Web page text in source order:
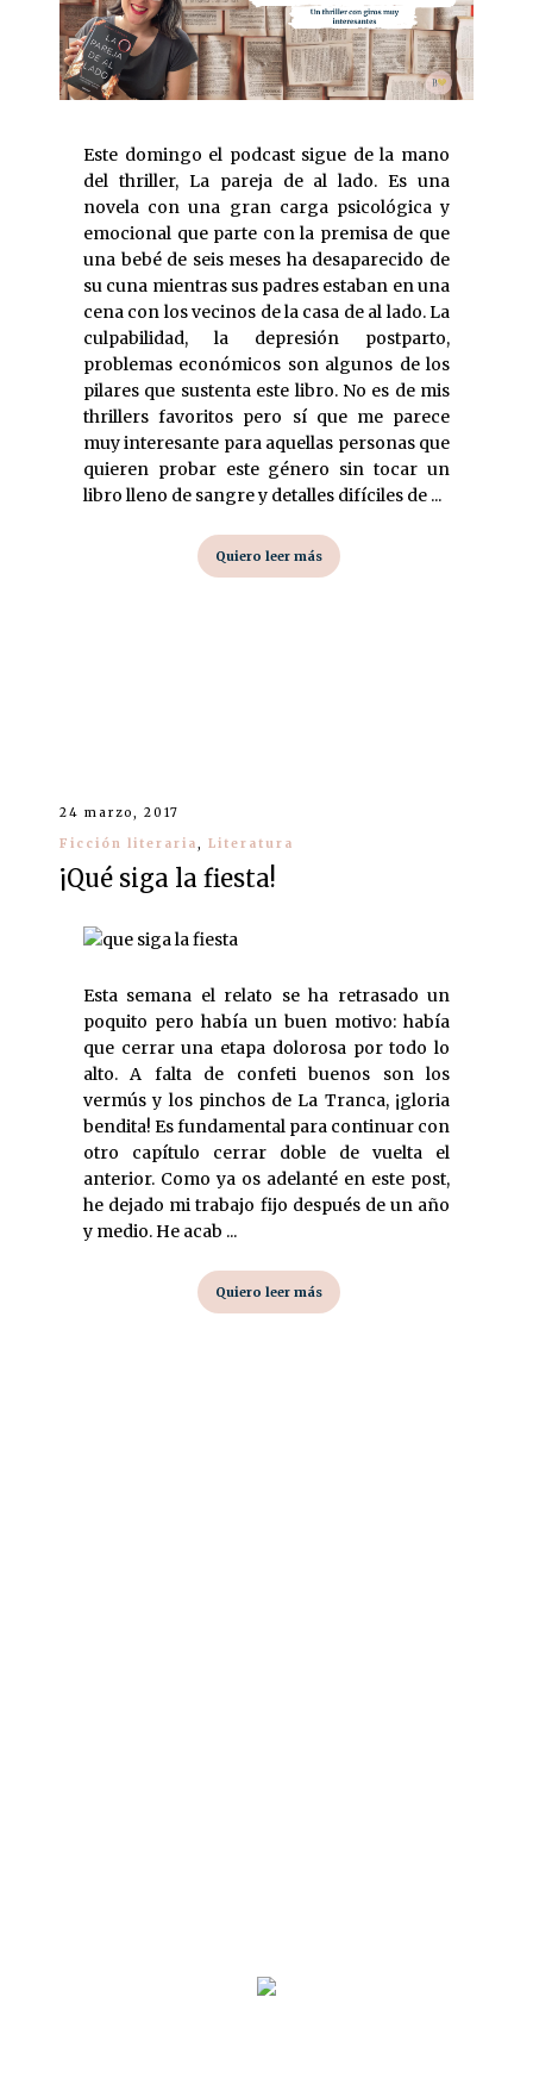
Este domingo el podcast sigue de la mano
del thriller, La pareja de al lado. Es una
novela con una gran carga psicológica y
emocional que parte con la premisa de que
una bebé de seis meses ha desaparecido de
su cuna mientras sus padres estaban en una
cena con los vecinos de la casa de al lado. La
culpabilidad, la depresión postparto,
problemas económicos son algunos de los
pilares que sustenta este libro. No es de mis
thrillers favoritos pero sí que me parece
muy interesante para aquellas personas que
quieren probar este género sin tocar un
libro lleno de sangre y detalles difíciles de ...
Quiero leer más
24 marzo, 2017
Ficción literaria, Literatura
¡Qué siga la fiesta!
Esta semana el relato se ha retrasado un
poquito pero había un buen motivo: había
que cerrar una etapa dolorosa por todo lo
alto. A falta de confeti buenos son los
vermús y los pinchos de La Tranca, ¡gloria
bendita! Es fundamental para continuar con
otro capítulo cerrar doble de vuelta el
anterior. Como ya os adelanté en este post,
he dejado mi trabajo fijo después de un año
y medio. He acab ...
Quiero leer más